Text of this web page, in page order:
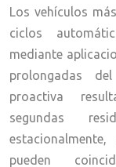
Los vehículos
ciclos
mediante
prolongadas
proactiva
segundas
pueden